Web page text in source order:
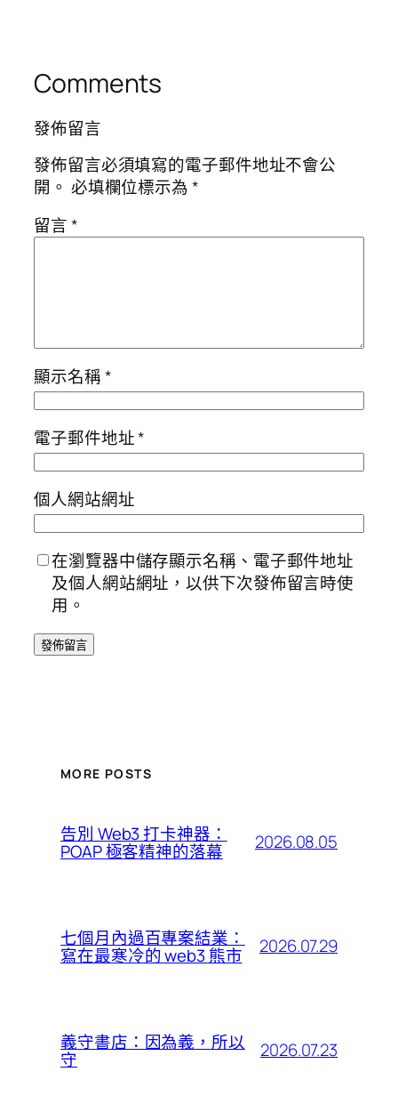
Comments
發佈留言
發佈留言必須填寫的電子郵件地址不會公
開。 必填欄位標示為*
留言*
顯示名稱*
電子郵件地址*
個人網站網址
在瀏覽器中儲存顯示名稱、電子郵件地址
及個人網站網址，以供下次發佈留言時使
用。
MORE POSTS
告別 Web3 打卡神器：
POAP 極客精神的落幕 2026.08.05
七個月內過百專案結業：
寫在最寒冷的 web3 熊市 2026.07.29
義守書店：因為義，所以
守 2026.07.23